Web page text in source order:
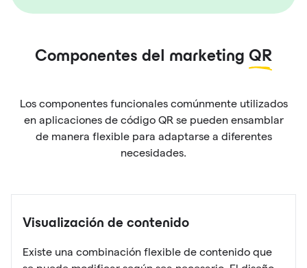
Componentes del marketing QR
Los componentes funcionales comúnmente utilizados
en aplicaciones de código QR se pueden ensamblar
de manera flexible para adaptarse a diferentes
necesidades.
Visualización de contenido
Existe una combinación flexible de contenido que